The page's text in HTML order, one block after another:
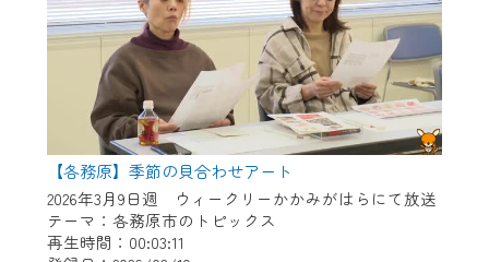
【各務原】季節の貝合わせアート
2026年3月9日週 ウィークリーかかみがはらにて放送
テーマ：各務原市のトピックス
再生時間：00:03:11